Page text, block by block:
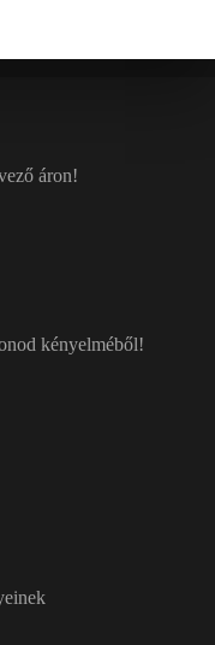
áron!
kényelméből!